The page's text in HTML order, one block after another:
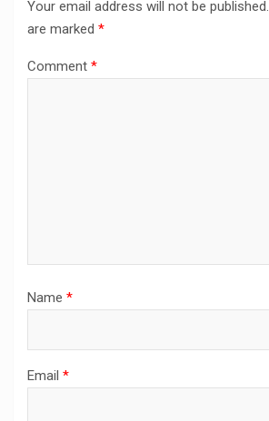
Your email address will not be published.
are marked *
Comment *
Name *
Email *